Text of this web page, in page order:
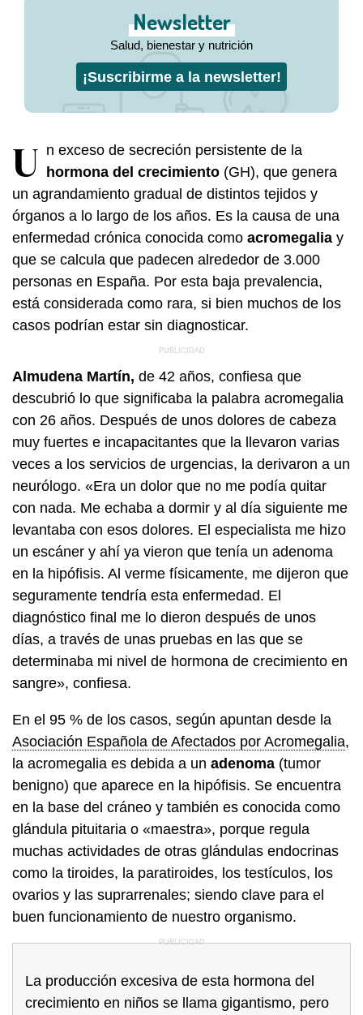
Newsletter
Salud, bienestar y nutrición
¡Suscribirme a la newsletter!
U n exceso de secreción persistente de la
hormona del crecimiento (GH), que genera
un agrandamiento gradual de distintos tejidos y
órganos a lo largo de los años. Es la causa de una
enfermedad crónica conocida como acromegalia y
que se calcula que padecen alrededor de 3.000
personas en España. Por esta baja prevalencia,
está considerada como rara, si bien muchos de los
casos podrían estar sin diagnosticar.
Almudena Martín, de 42 años, confiesa que
descubrió lo que significaba la palabra acromegalia
con 26 años. Después de unos dolores de cabeza
muy fuertes e incapacitantes que la llevaron varias
veces a los servicios de urgencias, la derivaron a un
neurólogo. «Era un dolor que no me podía quitar
con nada. Me echaba a dormir y al día siguiente me
levantaba con esos dolores. El especialista me hizo
un escáner y ahí ya vieron que tenía un adenoma
en la hipófisis. Al verme físicamente, me dijeron que
seguramente tendría esta enfermedad. El
diagnóstico final me lo dieron después de unos
días, a través de unas pruebas en las que se
determinaba mi nivel de hormona de crecimiento en
sangre», confiesa.
En el 95 % de los casos, según apuntan desde la
Asociación Española de Afectados por Acromegalia,
la acromegalia es debida a un adenoma (tumor
benigno) que aparece en la hipófisis. Se encuentra
en la base del cráneo y también es conocida como
glándula pituitaria o «maestra», porque regula
muchas actividades de otras glándulas endocrinas
como la tiroides, la paratiroides, los testículos, los
ovarios y las suprarrenales; siendo clave para el
buen funcionamiento de nuestro organismo.
La producción excesiva de esta hormona del
crecimiento en niños se llama gigantismo, pero